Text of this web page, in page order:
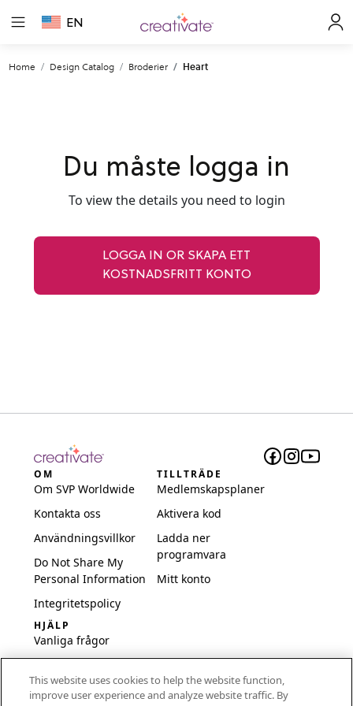
EN
Home Design Catalog Broderier Heart
Du måste logga in
To view the details you need to login
LOGGA IN OR SKAPA ETT
KOSTNADSFRITT KONTO
OM
Om SVP Worldwide
Kontakta oss
Användningsvillkor
Do Not Share My
Personal Information
Integritetspolicy
TILLTRÄDE
Medlemskapsplaner
Aktivera kod
Ladda ner
programvara
Mitt konto
HJÄLP
Vanliga frågor
inställningar
This website uses cookies to help the website function,
improve user experience and analyze website traffic. By